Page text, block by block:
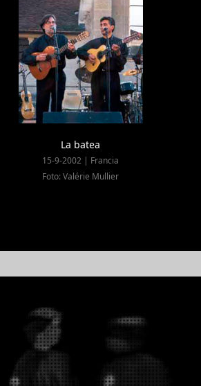
La batea
15-9-2002 | Francia
Foto: Valérie Mullier